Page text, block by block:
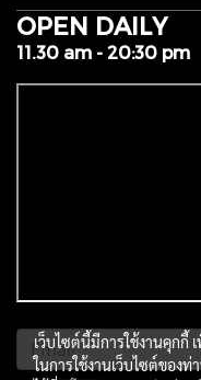
OPEN DAILY
11.30 am - 20:30 pm
เว็บไซต์นี้มีการใช้งานคุก
ในการใช้งานเว็บไซต์ของ